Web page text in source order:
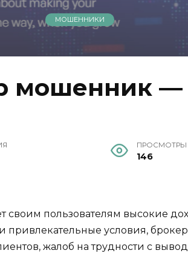
МОШЕННИКИ
мошенник —
ПРОСМОТРЫ
146
своим пользователям высокие
условия,
жалоб на трудности с